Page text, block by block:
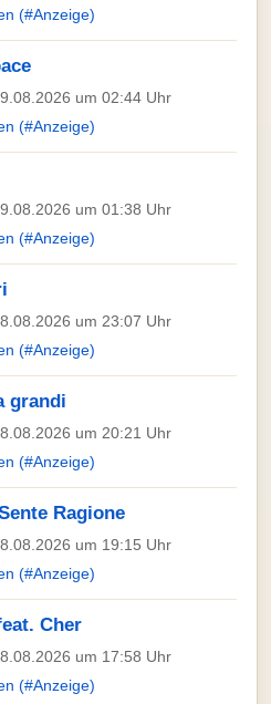
(#Anzeige)
um 02:44 Uhr
(#Anzeige)
um 01:38 Uhr
(#Anzeige)
um 23:07 Uhr
(#Anzeige)
grandi
um 20:21 Uhr
(#Anzeige)
Ragione
um 19:15 Uhr
(#Anzeige)
Cher
um 17:58 Uhr
(#Anzeige)